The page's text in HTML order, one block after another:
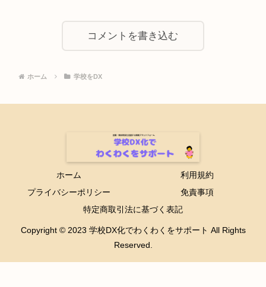
コメントを書き込む
ホーム 学校をDX
ホーム
利用規約
プライバシーポリシー
免責事項
特定商取引法に基づく表記
Copyright © 2023 学校DX化でわくわくをサポート All Rights
Reserved.